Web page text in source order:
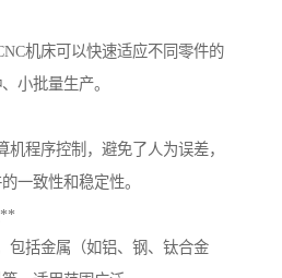
机床可以快速适应不同零件的
小批量生产。
程序控制，避免了人为误差，
一致性和稳定性。
包括金属（如铝、钢、钛合金